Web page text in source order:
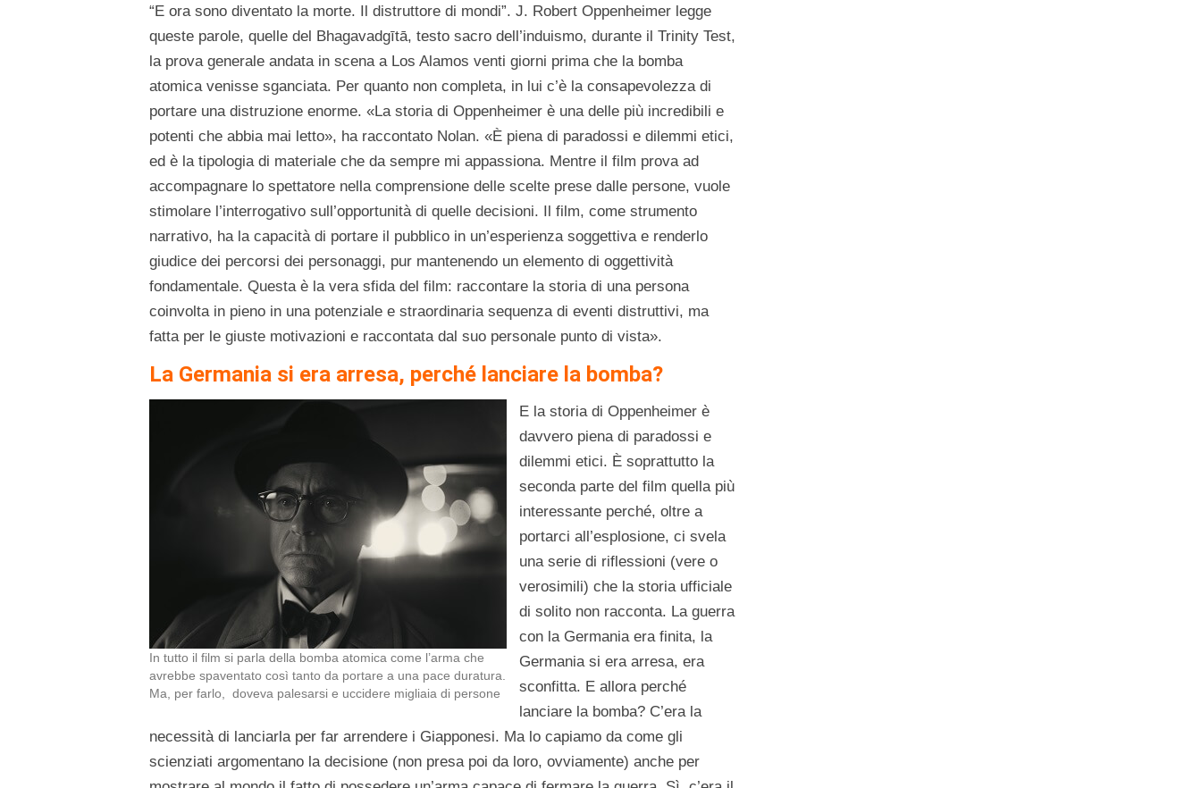
“E ora sono diventato la morte. Il distruttore di mondi”. J. Robert Oppenheimer legge
queste parole, quelle del Bhagavadgītā, testo sacro dell’induismo, durante il Trinity Test,
la prova generale andata in scena a Los Alamos venti giorni prima che la bomba
atomica venisse sganciata. Per quanto non completa, in lui c’è la consapevolezza di
portare una distruzione enorme. «La storia di Oppenheimer è una delle più incredibili e
potenti che abbia mai letto», ha raccontato Nolan. «È piena di paradossi e dilemmi etici,
ed è la tipologia di materiale che da sempre mi appassiona. Mentre il film prova ad
accompagnare lo spettatore nella comprensione delle scelte prese dalle persone, vuole
stimolare l’interrogativo sull’opportunità di quelle decisioni. Il film, come strumento
narrativo, ha la capacità di portare il pubblico in un’esperienza soggettiva e renderlo
giudice dei percorsi dei personaggi, pur mantenendo un elemento di oggettività
fondamentale. Questa è la vera sfida del film: raccontare la storia di una persona
coinvolta in pieno in una potenziale e straordinaria sequenza di eventi distruttivi, ma
fatta per le giuste motivazioni e raccontata dal suo personale punto di vista».
La Germania si era arresa, perché lanciare la bomba?
In tutto il film si parla della bomba atomica come l’arma che
avrebbe spaventato così tanto da portare a una pace duratura.
Ma, per farlo, doveva palesarsi e uccidere migliaia di persone
E la storia di Oppenheimer è
davvero piena di paradossi e
dilemmi etici. È soprattutto la
seconda parte del film quella più
interessante perché, oltre a
portarci all’esplosione, ci svela
una serie di riflessioni (vere o
verosimili) che la storia ufficiale
di solito non racconta. La guerra
con la Germania era finita, la
Germania si era arresa, era
sconfitta. E allora perché
lanciare la bomba? C’era la
necessità di lanciarla per far arrendere i Giapponesi. Ma lo capiamo da come gli
scienziati argomentano la decisione (non presa poi da loro, ovviamente) anche per